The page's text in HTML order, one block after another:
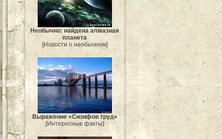
Необычно: найдена алмазная
планета
[Новости о необычном]
Выражение «Сизифов труд»
[Интересные факты]